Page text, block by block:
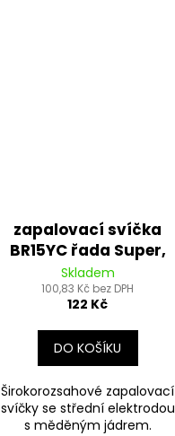
zapalovací svíčka
BR15YC řada Super,
BRISK - Česká
Republika
Skladem
100,83 Kč bez DPH
122 Kč
DO KOŠÍKU
Širokorozsahové zapalovací
svíčky se střední elektrodou
s měděným jádrem.